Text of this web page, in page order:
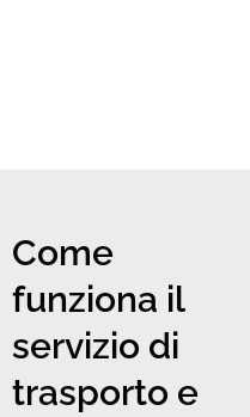
Come
funziona il
servizio di
trasporto e